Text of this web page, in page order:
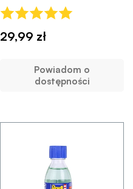
29,99 zł
Powiadom o
dostępności